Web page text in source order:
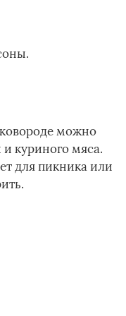
можно
и куриного мяса.
для пикника или